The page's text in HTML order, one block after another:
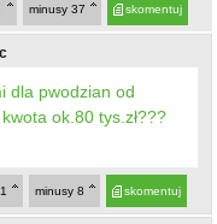
skomentuj
minusy 37
dla pwodzian od
ok.80 tys.zł???
skomentuj
minusy 8